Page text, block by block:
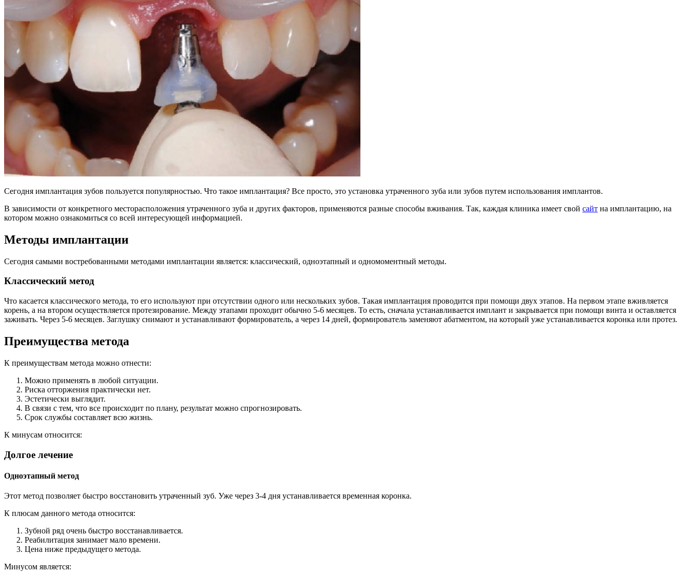
Сегодня имплантация зубов пользуется популярностью. Что такое имплантация? Все просто, это установка утраченного зуба или зубов путем использования имплантов.
В зависимости от конкретного месторасположения утраченного зуба и других факторов, применяются разные способы вживания. Так, каждая клиника имеет свой сайт на имплантацию, на
котором можно ознакомиться со всей интересующей информацией.
Методы имплантации
Сегодня самыми востребованными методами имплантации является: классический, одноэтапный и одномоментный методы.
Классический метод
Что касается классического метода, то его используют при отсутствии одного или нескольких зубов. Такая имплантация проводится при помощи двух этапов. На первом этапе вживляется
корень, а на втором осуществляется протезирование. Между этапами проходит обычно 5-6 месяцев. То есть, сначала устанавливается имплант и закрывается при помощи винта и оставляется
заживать. Через 5-6 месяцев. Заглушку снимают и устанавливают формирователь, а через 14 дней, формирователь заменяют абатментом, на который уже устанавливается коронка или протез.
Преимущества метода
К преимуществам метода можно отнести:
Можно применять в любой ситуации.
Риска отторжения практически нет.
Эстетически выглядит.
В связи с тем, что все происходит по плану, результат можно спрогнозировать.
Срок службы составляет всю жизнь.
К минусам относится:
Долгое лечение
Одноэтапный метод
Этот метод позволяет быстро восстановить утраченный зуб. Уже через 3-4 дня устанавливается временная коронка.
К плюсам данного метода относится:
Зубной ряд очень быстро восстанавливается.
Реабилитация занимает мало времени.
Цена ниже предыдущего метода.
Минусом является: